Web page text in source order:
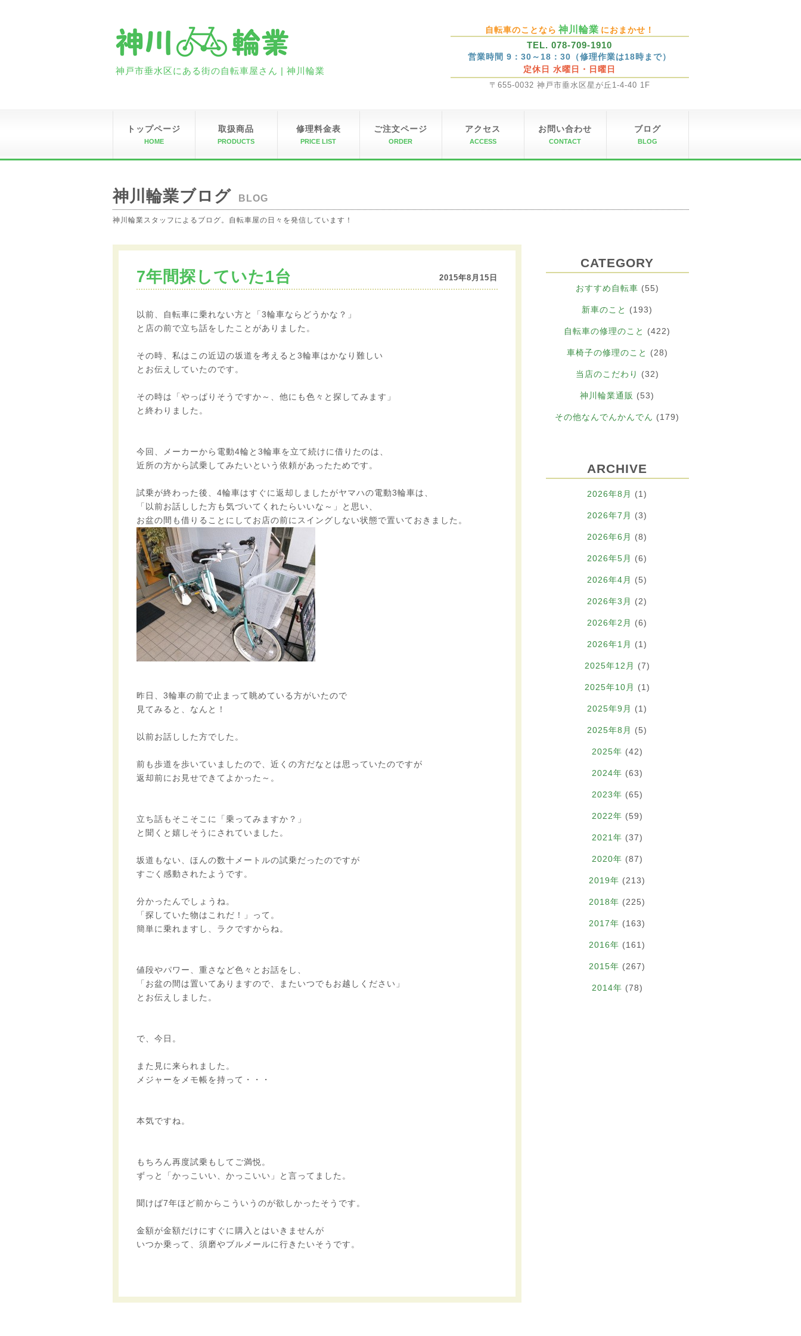
神戸市垂水区にある街の自転車屋さん | 神川輪業
自転車のことなら 神川輪業 におまかせ！
TEL. 078-709-1910
営業時間 9：30～18：30（修理作業は18時まで）
定休日 水曜日・日曜日
〒655-0032 神戸市垂水区星が丘1-4-40 1F
トップページ
HOME
取扱商品
PRODUCTS
修理料金表
PRICE LIST
ご注文ページ
ORDER
アクセス
ACCESS
お問い合わせ
CONTACT
ブログ
BLOG
神川輪業ブログ BLOG
神川輪業スタッフによるブログ。自転車屋の日々を発信しています！
7年間探していた1台 2015年8月15日
以前、自転車に乗れない方と「3輪車ならどうかな？」
と店の前で立ち話をしたことがありました。
その時、私はこの近辺の坂道を考えると3輪車はかなり難しい
とお伝えしていたのです。
その時は「やっぱりそうですか～、他にも色々と探してみます」
と終わりました。
今回、メーカーから電動4輪と3輪車を立て続けに借りたのは、
近所の方から試乗してみたいという依頼があったためです。
試乗が終わった後、4輪車はすぐに返却しましたがヤマハの電動3輪車は、
「以前お話しした方も気づいてくれたらいいな～」と思い、
お盆の間も借りることにしてお店の前にスイングしない状態で置いておきました。
昨日、3輪車の前で止まって眺めている方がいたので
見てみると、なんと！
以前お話しした方でした。
前も歩道を歩いていましたので、近くの方だなとは思っていたのですが
返却前にお見せできてよかった～。
立ち話もそこそこに「乗ってみますか？」
と聞くと嬉しそうにされていました。
坂道もない、ほんの数十メートルの試乗だったのですが
すごく感動されたようです。
分かったんでしょうね。
「探していた物はこれだ！」って。
簡単に乗れますし、ラクですからね。
値段やパワー、重さなど色々とお話をし、
「お盆の間は置いてありますので、またいつでもお越しください」
とお伝えしました。
で、今日。
また見に来られました。
メジャーをメモ帳を持って・・・
本気ですね。
もちろん再度試乗もしてご満悦。
ずっと「かっこいい、かっこいい」と言ってました。
聞けば7年ほど前からこういうのが欲しかったそうです。
金額が金額だけにすぐに購入とはいきませんが
いつか乗って、須磨やブルメールに行きたいそうです。
CATEGORY
おすすめ自転車 (55)
新車のこと (193)
自転車の修理のこと (422)
車椅子の修理のこと (28)
当店のこだわり (32)
神川輪業通販 (53)
その他なんでんかんでん (179)
ARCHIVE
2026年8月 (1)
2026年7月 (3)
2026年6月 (8)
2026年5月 (6)
2026年4月 (5)
2026年3月 (2)
2026年2月 (6)
2026年1月 (1)
2025年12月 (7)
2025年10月 (1)
2025年9月 (1)
2025年8月 (5)
2025年 (42)
2024年 (63)
2023年 (65)
2022年 (59)
2021年 (37)
2020年 (87)
2019年 (213)
2018年 (225)
2017年 (163)
2016年 (161)
2015年 (267)
2014年 (78)